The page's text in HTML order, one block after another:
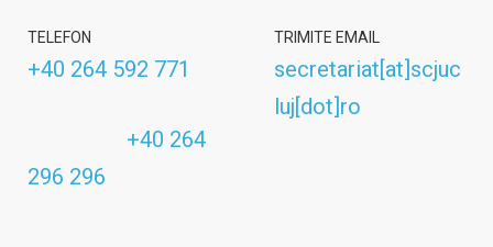
TELEFON
+40 264 592 771
+40 264
296 296
TRIMITE EMAIL
secretariat[at]scjuc
luj[dot]ro